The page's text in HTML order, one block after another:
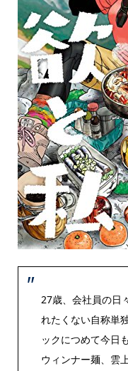
27歳、会社員の日
れたくない自称単
ックにつめて今日
ウィンナー麺、雲